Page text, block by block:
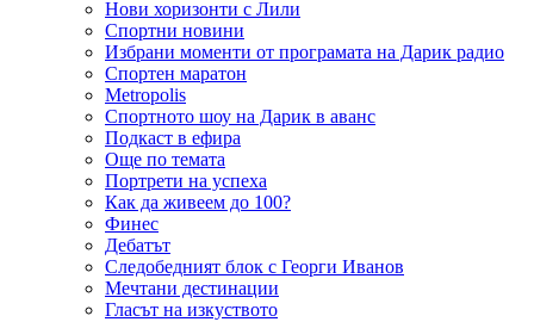
Нови хоризонти с Лили
Спортни новини
Избрани моменти от програмата на Дарик радио
Спортен маратон
Metropolis
Спортното шоу на Дарик в аванс
Подкаст в ефира
Още по темата
Портрети на успеха
Как да живеем до 100?
Финес
Дебатът
Следобедният блок с Георги Иванов
Мечтани дестинации
Гласът на изкуството